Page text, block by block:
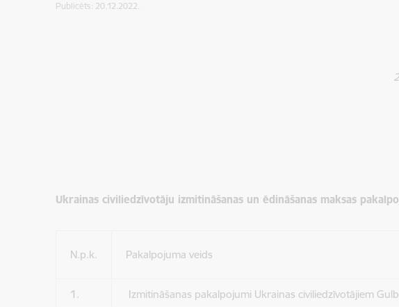
Publicēts: 20.12.2022.
Ukrainas civiliedzīvotāju izmitināšanas un ēdināšanas maksas
N.p.k. Pakalpojuma veids
1. Izmitināšanas pakalpojumi Ukrainas civiliedzīvotājiem